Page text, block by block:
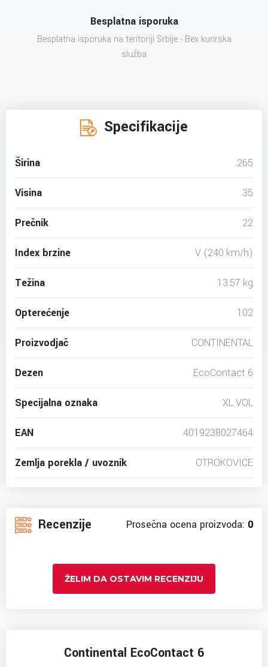
Besplatna isporuka
Besplatna isporuka na teritoriji Srbije - Bex kurirska
služba
Specifikacije
Širina 265
Visina 35
Prečnik 22
Index brzine V (240 km/h)
Težina 13.57 kg
Opterećenje 102
Proizvodjač CONTINENTAL
Dezen EcoContact 6
Specijalna oznaka XL VOL
EAN 4019238027464
Zemlja porekla / uvoznik OTROKOVICE
Recenzije Prosečna ocena proizvoda: 0
ŽELIM DA OSTAVIM RECENZIJU
Continental EcoContact 6